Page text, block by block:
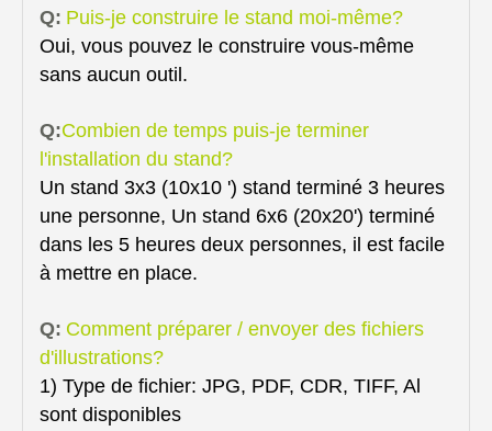
Q: Puis-je construire le stand moi-même?
Oui, vous pouvez le construire vous-même
sans aucun outil.
Q:Combien de temps puis-je terminer
l'installation du stand?
Un stand 3x3 (10x10 ') stand terminé 3 heures
une personne, Un stand 6x6 (20x20') terminé
dans les 5 heures deux personnes, il est facile
à mettre en place.
Q: Comment préparer / envoyer des fichiers
d'illustrations?
1) Type de fichier: JPG, PDF, CDR, TIFF, Al
sont disponibles